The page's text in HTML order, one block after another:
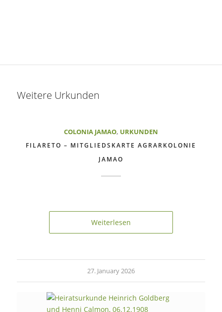
Weitere Urkunden
COLONIA JAMAO, URKUNDEN
FILARETO – MITGLIEDSKARTE AGRARKOLONIE
JAMAO
Weiterlesen
27. January 2026